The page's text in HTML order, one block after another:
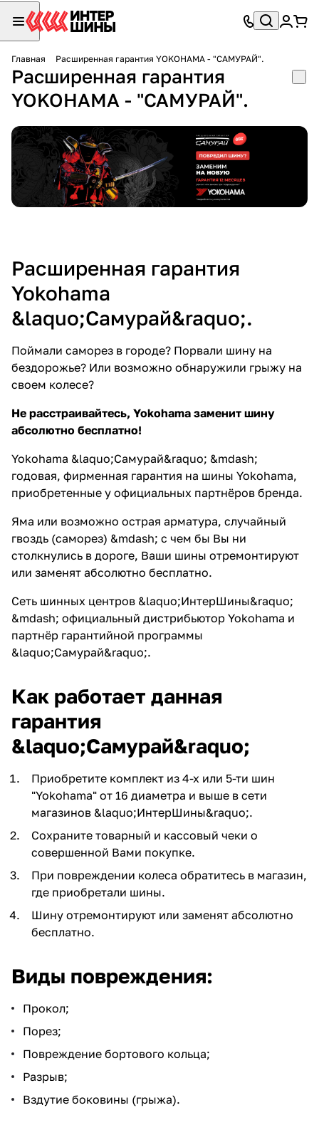
Главная Расширенная гарантия YOKOHAMA - "САМУРАЙ".
Расширенная гарантия
YOKOHAMA - "САМУРАЙ".
Расширенная гарантия
Yokohama
&laquo;Самурай&raquo;.
Поймали саморез в городе? Порвали шину на
бездорожье? Или возможно обнаружили грыжу на
своем колесе?
Не расстраивайтесь, Yokohama заменит шину
абсолютно бесплатно!
Yokohama &laquo;Самурай&raquo; &mdash;
годовая, фирменная гарантия на шины Yokohama,
приобретенные у официальных партнёров бренда.
Яма или возможно острая арматура, случайный
гвоздь (саморез) &mdash; с чем бы Вы ни
столкнулись в дороге, Ваши шины отремонтируют
или заменят абсолютно бесплатно.
Сеть шинных центров &laquo;ИнтерШины&raquo;
&mdash; официальный дистрибьютор Yokohama и
партнёр гарантийной программы
&laquo;Самурай&raquo;.
Как работает данная
гарантия
&laquo;Самурай&raquo;
Приобретите комплект из 4-х или 5-ти шин
"Yokohama" от 16 диаметра и выше в сети
магазинов &laquo;ИнтерШины&raquo;.
Сохраните товарный и кассовый чеки о
совершенной Вами покупке.
При повреждении колеса обратитесь в магазин,
где приобретали шины.
Шину отремонтируют или заменят абсолютно
бесплатно.
Виды повреждения:
Прокол;
Порез;
Повреждение бортового кольца;
Разрыв;
Вздутие боковины (грыжа).